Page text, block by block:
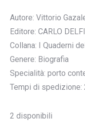
Autore: Vittorio
Editore: CARLO
Collana: I Quaderni
Genere: Biografia
Specialità: porto
Tempi di spedizione:
2 disponibili